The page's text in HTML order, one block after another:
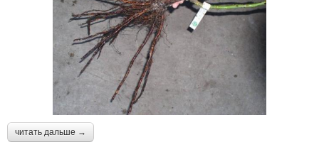
читать дальше →